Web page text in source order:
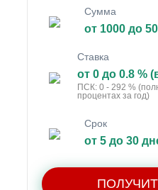
Сумма
от 1000 до
Ставка
от 0 до 0.8 %
ПСК: 0 - 292 %
процентах за год)
Срок
от 5 до 30